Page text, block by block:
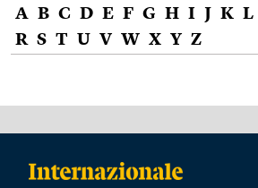
A B C D E F G H I J K L
R S T U V W X Y Z